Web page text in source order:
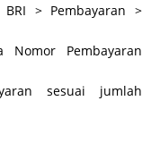
> Pembayaran >
Nomor Pembayaran
sesuai jumlah